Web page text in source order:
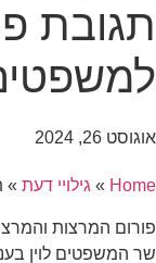
תגובת
אוגוסט 26, 2024
Home
» גילויי דעת »
פורום המרצות
שר המשפטים לוין